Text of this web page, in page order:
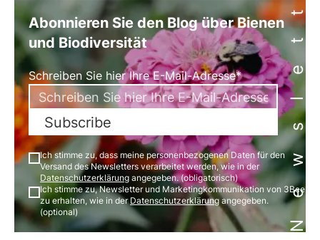
Newsletter
Abonnieren Sie den Blog über Bienen
und Biodiversität
Schreiben Sie hier Ihre E-Mail-Adresse*
Subscribe
Ich stimme zu, dass meine personenbezogenen Daten für den
Versand des Newsletters verarbeitet werden, wie in der
Datenschutzerklärung angegeben. (obligatorisch)
Ich stimme zu, Newsletter und Marketingkommunikation von 3Bee
zu erhalten, wie in derDatenschutzerklärungangegeben.
(optional)